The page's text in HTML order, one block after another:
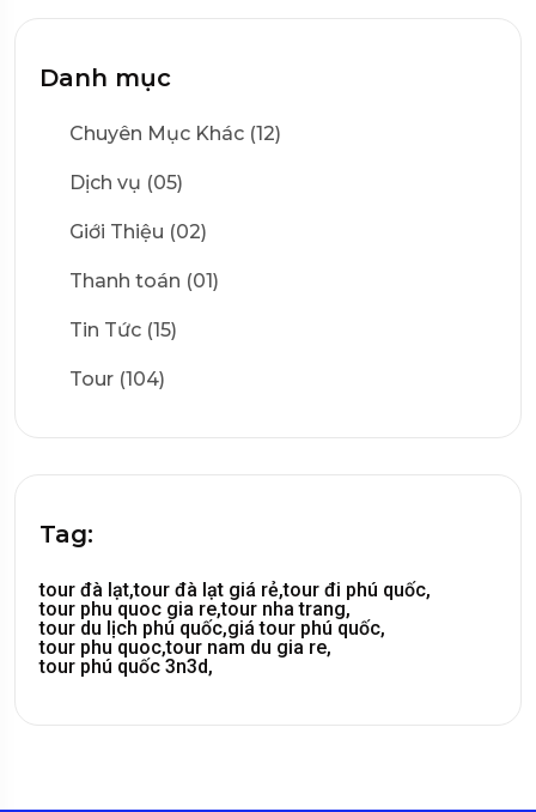
Danh mục
Chuyên Mục Khác (12)
Dịch vụ (05)
Giới Thiệu (02)
Thanh toán (01)
Tin Tức (15)
Tour (104)
Tag:
tour đà lạt,tour đà lạt giá rẻ,tour đi phú quốc,
tour phu quoc gia re,tour nha trang,
tour du lịch phú quốc,giá tour phú quốc,
tour phu quoc,tour nam du gia re,
tour phú quốc 3n3d,